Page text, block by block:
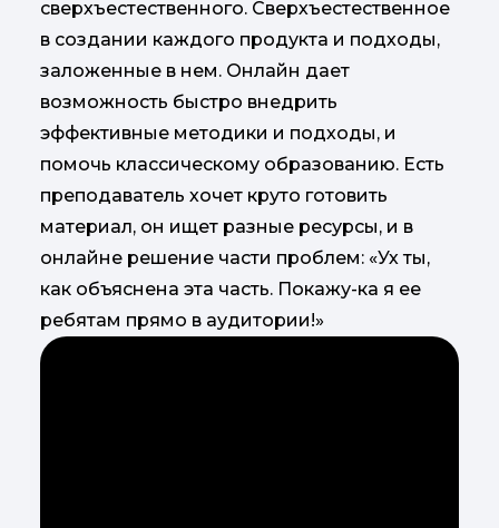
сверхъестественного. Сверхъестественное
в создании каждого продукта и подходы,
заложенные в нем. Онлайн дает
возможность быстро внедрить
эффективные методики и подходы, и
помочь классическому образованию. Есть
преподаватель хочет круто готовить
материал, он ищет разные ресурсы, и в
онлайне решение части проблем: «Ух ты,
как объяснена эта часть. Покажу-ка я ее
ребятам прямо в аудитории!»